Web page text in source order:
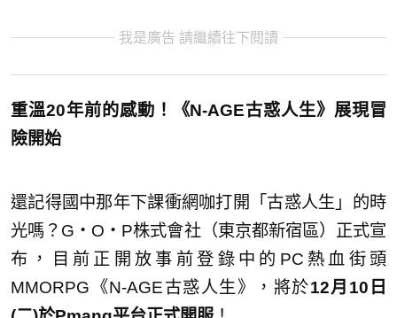
我是廣告 請繼續往下閱讀
重溫20年前的感動！《N-AGE古惑人生》展現冒
險開始
還記得國中那年下課衝網咖打開「古惑人生」的時
光嗎？G・O・P株式會社（東京都新宿區）正式宣
布，目前正開放事前登錄中的PC熱血街頭
MMORPG《N-AGE古惑人生》，將於12月10日